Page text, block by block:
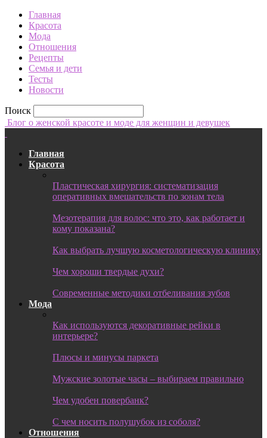
Главная
Красота
Мода
Отношения
Рецепты
Семья и дети
Тесты
Новости
Поиск
Блог о женской красоте и моде для женщин и девушек
Главная
Красота
Пластическая хирургия: систематизация
оперативных вмешательств по зонам тела
Мезотерапия для волос: что это, как работает и
кому показана?
Как выбрать лучшую косметологическую клинику
Чем хороши твердые духи?
Современные методики отбеливания зубов
Мода
Как используются декоративные рейки в
интерьере?
Плюсы и минусы паркета
Мужские золотые часы – выбираем правильно
Чем удобен повербанк?
С чем носить полушубок из соболя?
Отношения